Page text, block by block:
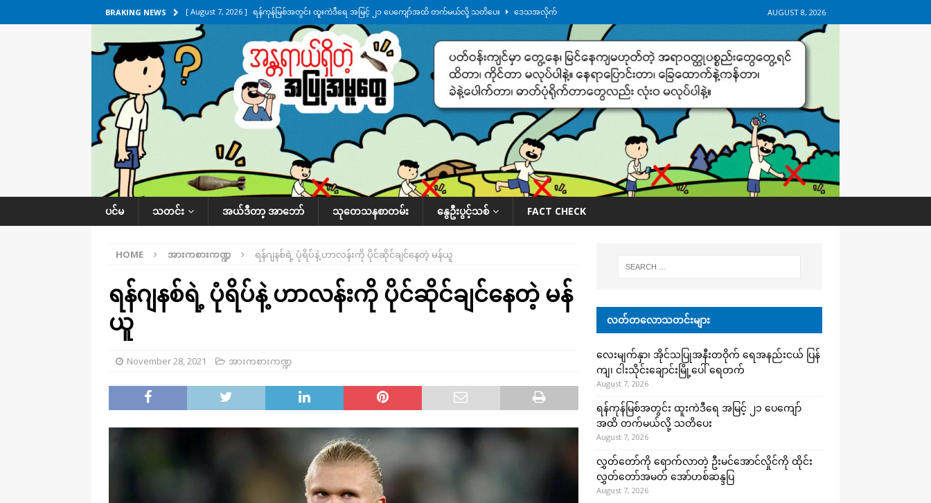
BRAKING NEWS [ August 7, 2026 ] ရန်ကုန်မြစ်အတွင်း ထူးကဲဒီရေ အ​မြင့် ၂၁ ပေကျော်အထိ တက်မယ်လို့ သတိပေး ဒေသအလိုက်
သတင်းကဏ္ဍ
[ August 7, 2026 ] လွှတ်တော်ကို ရောက်လာတဲ့ ဦးမင်အောင်လှိုင်ကို ထိုင်းလွှတ်တော်အမတ် အော်ဟစ်ဆန္ဒပြ
UNCATEGORIZED
[ August 6, 2026 ] တာကျိုးပြီး ခုနှစ်ရက်မြောက်နေ့မှာ ငသိုင်းချောင်းမြို့ကို ရေစတင်ရောက်ရှိ ဒေသအလိုက် သတင်း
[ August 6, 2026 ] လေးမျက်နှာမှာ ရေဘေးကူနေတဲ့ ငသိုင်းချောင်းဒေသခံ လူငယ်တဦး ရေစီးနဲ့မျောပါသေဆုံး
အလိုက် သတင်းကဏ္ဍ
[ August 7, 2026 ] လေးမျက်နှာ၊ အိုင်သပြုအနီးတဝိုက် ရေအနည်းငယ် ပြန်ကျ၊ ငါးသိုင်းချောင်းမြို့ပေါ် ရေတက်
ဒေသအလိုက် သတင်းကဏ္ဍ
AUGUST 8, 2026
ပင်မ သတင်း အယ်ဒီတာ့ အာဘော် သုတေသနစာတမ်း နွေဦးပွင့်သစ် FACT CHECK
HOME အားကစားကဏ္ဍ ရန်ဂျနစ်ရဲ့ ပုံရိပ်နဲ့ ဟာလန်းကို ပိုင်ဆိုင်ချင်နေတဲ့ မန်ယူ
ရန်ဂျနစ်ရဲ့ ပုံရိပ်နဲ့ ဟာလန်းကို ပိုင်ဆိုင်ချင်နေတဲ့ မန်
ယူ
November 28, 2021 အားကစားကဏ္ဍ
လတ်တလောသတင်းများ
လေးမျက်နှာ၊ အိုင်သပြုအနီးတဝိုက် ရေအနည်းငယ် ပြန်
ကျ၊ ငါးသိုင်းချောင်းမြို့ပေါ် ရေတက်
August 7, 2026
ရန်ကုန်မြစ်အတွင်း ထူးကဲဒီရေ အ​မြင့် ၂၁ ပေကျော်
အထိ တက်မယ်လို့ သတိပေး
August 7, 2026
လွှတ်တော်ကို ရောက်လာတဲ့ ဦးမင်အောင်လှိုင်ကို ထိုင်း
လွှတ်တော်အမတ် အော်ဟစ်ဆန္ဒပြ
August 7, 2026